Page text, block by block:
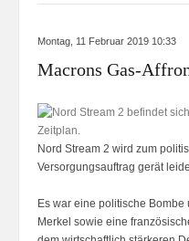
Montag, 11 Februar 2019 10:33
Macrons Gas-
Nord Stream 2 wird zum
Versorgungsauftrag gerät
Es war eine politische
Merkel sowie eine